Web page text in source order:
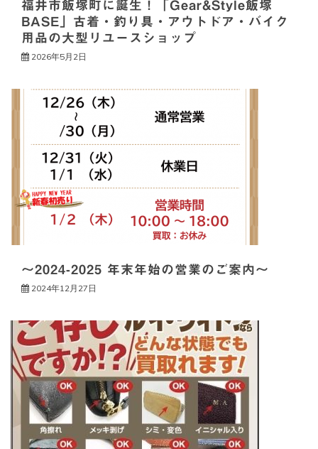
福井市飯塚町に誕生！「Gear&Style飯塚
BASE」古着・釣り具・アウトドア・バイク
用品の大型リユースショップ
2026年5月2日
～2024-2025 年末年始の営業のご案内～
2024年12月27日